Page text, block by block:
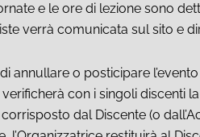
e le ore di lezione sono
verrà comunicata sul sito e
di annullare o posticipare
con i singoli discenti
dal Discente (o